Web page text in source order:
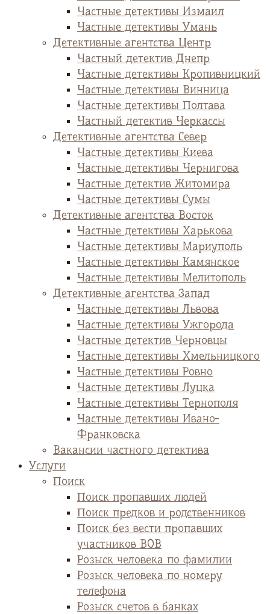
Частные детективы Измаил
Частные детективы Умань
Детективные агентства Центр
Частный детектив Днепр
Частные детективы Кропивницкий
Частные детективы Винница
Частные детективы Полтава
Частный детектив Черкассы
Детективные агентства Север
Частные детективы Киева
Частные детективы Чернигова
Частные детектив Житомира
Частные детективы Сумы
Детективные агентства Восток
Частные детективы Харькова
Частные детективы Мариуполь
Частные детективы Камянское
Частные детективы Мелитополь
Детективные агентства Запад
Частные детективы Львова
Частные детективы Ужгорода
Частные детектив Черновцы
Частные детективы Хмельницкого
Частные детективы Ровно
Частные детективы Луцка
Частные детективы Тернополя
Частные детективы Ивано-
Франковска
Вакансии частного детектива
Услуги
Поиск
Поиск пропавших людей
Поиск предков и родственников
Поиск без вести пропавших
участников ВОВ
Розыск человека по фамилии
Розыск человека по номеру
телефона
Розыск счетов в банках